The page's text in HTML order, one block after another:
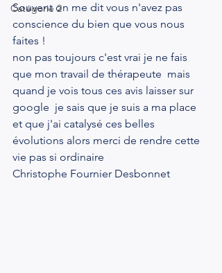
Catégorie 2
Souvent on me dit vous n'avez pas
conscience du bien que vous nous
faites !
non pas toujours c'est vrai je ne fais
que mon travail de thérapeute  mais
quand je vois tous ces avis laisser sur
google  je sais que je suis a ma place
et que j'ai catalysé ces belles
évolutions alors merci de rendre cette
vie pas si ordinaire
Christophe Fournier Desbonnet